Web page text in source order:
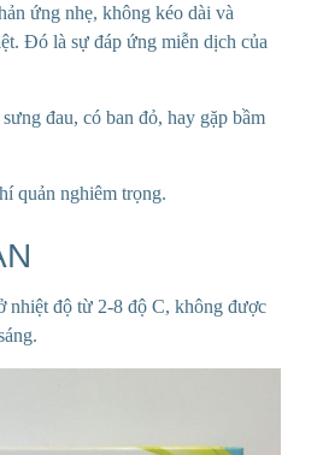
ứng nhẹ, không kéo dài và
Đó là sự đáp ứng miễn dịch của
sưng đau, có ban đỏ, hay gặp bầm
quản nghiêm trọng.
nhiệt độ từ 2-8 độ C, không được